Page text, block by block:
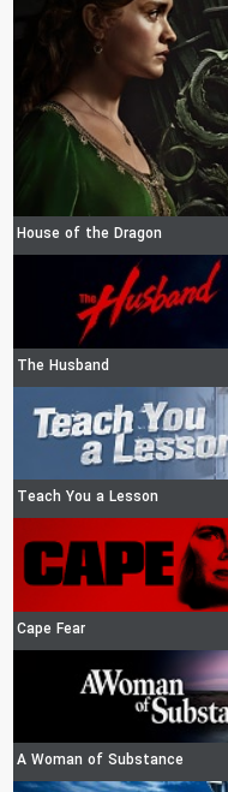
House of the Dragon
The Husband
Teach You a Lesson
Cape Fear
A Woman of Substance